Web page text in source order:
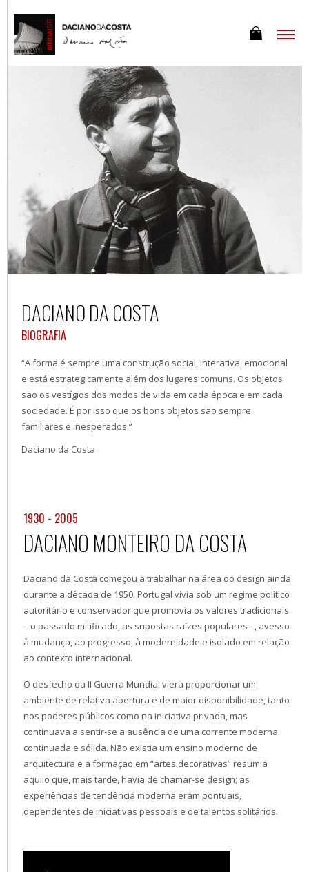
DACIANO DA COSTA
BIOGRAFIA
“A forma é sempre uma construção social, interativa, emocional
e está estrategicamente além dos lugares comuns. Os objetos
são os vestígios dos modos de vida em cada época e em cada
sociedade. É por isso que os bons objetos são sempre
familiares e inesperados.”
Daciano da Costa
1930 - 2005
DACIANO MONTEIRO DA COSTA
Daciano da Costa começou a trabalhar na área do design ainda
durante a década de 1950. Portugal vivia sob um regime político
autoritário e conservador que promovia os valores tradicionais
– o passado mitificado, as supostas raízes populares –, avesso
à mudança, ao progresso, à modernidade e isolado em relação
ao contexto internacional.
O desfecho da II Guerra Mundial viera proporcionar um
ambiente de relativa abertura e de maior disponibilidade, tanto
nos poderes públicos como na iniciativa privada, mas
continuava a sentir-se a ausência de uma corrente moderna
continuada e sólida. Não existia um ensino moderno de
arquitectura e a formação em “artes decorativas” resumia
aquilo que, mais tarde, havia de chamar-se design; as
experiências de tendência moderna eram pontuais,
dependentes de iniciativas pessoais e de talentos solitários.